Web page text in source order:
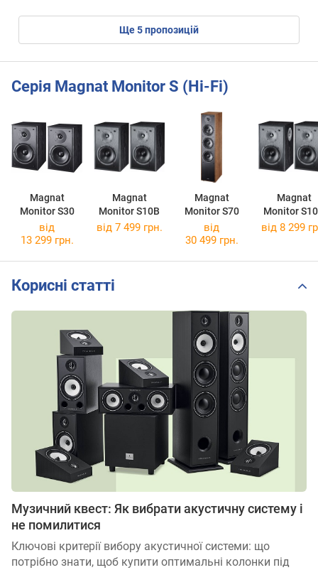
ще5пропозицій
Серія Magnat Monitor S (Hi-Fi)
Magnat
Monitor S30
Magnat
Monitor S10B
Magnat
Monitor S70
Magnat
Monitor
від
13 299 грн.
від 7 499 грн.
від
30 499 грн.
від 8 299
Корисні статті
Музичний квест: Як вибрати акустичну систему і
не помилитися
Ключові критерії вибору акустичної системи: що
потрібно знати, щоб купити оптимальні колонки під